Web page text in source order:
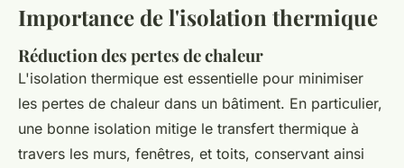
Importance de l'isolation thermique
Réduction des pertes de chaleur
L'isolation thermique est essentielle pour minimiser
les pertes de chaleur dans un bâtiment. En particulier,
une bonne isolation mitige le transfert thermique à
travers les murs, fenêtres, et toits, conservant ainsi